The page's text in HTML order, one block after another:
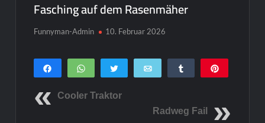
Fasching auf dem Rasenmäher
Funnyman-Admin 10. Februar 2026
Teilen WhatsApp Twittern E-Mail Teilen
SHARES
Cooler Traktor
Radweg Fail